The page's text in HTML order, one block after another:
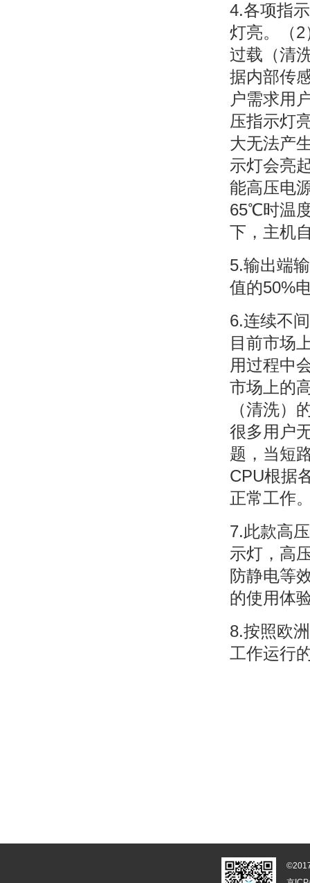
4.各项指
灯亮。（
过载（清
据内部传
户需求用
压指示灯
大无法产
示灯会亮
能高压电
65℃时温
下，主机
5.输出端
值的50%
6.连续不
目前市场
用过程中
市场上的
（清洗）
很多用户
题，当短
CPU根据
正常工作
7.此款高
示灯，高
防静电等
的使用体
8.按照欧
工作运行